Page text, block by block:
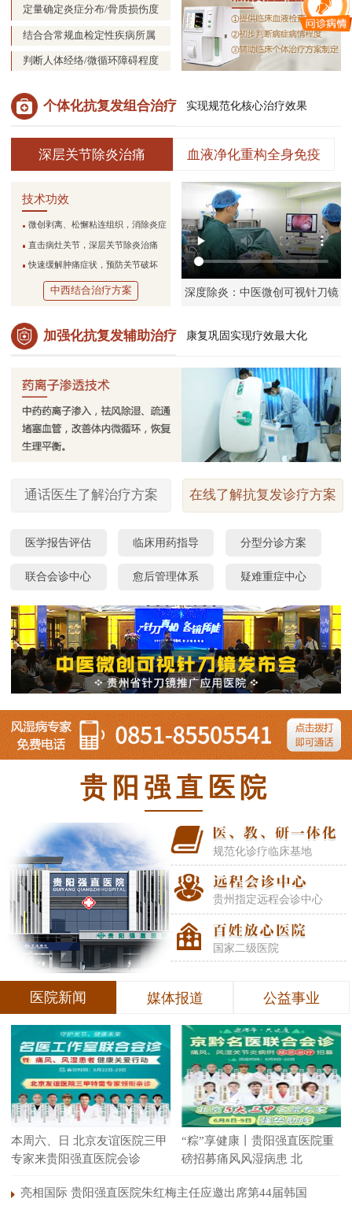
定量确定炎症分布/骨质损伤度
结合合常规血检定性疾病所属
判断人体经络/微循环障碍程度
个体化抗复发组合治疗 实现规范化核心治疗效果
深层关节除炎治痛 血液净化重构全身免疫
技术功效
微创剥离、松懈粘连组织，消除炎症
直击病灶关节，深层关节除炎治痛
快速缓解肿痛症状，预防关节破坏
中西结合治疗方案 深度除炎：中医微创可视针刀镜
加强化抗复发辅助治疗 康复巩固实现疗效最大化
通话医生了解治疗方案 在线了解抗复发诊疗方案
医学报告评估 临床用药指导 分型分诊方案
联合会诊中心 愈后管理体系 疑难重症中心
贵阳强直医院
规范化诊疗临床基地
贵州指定远程会诊中心
国家二级医院
医院新闻 媒体报道 公益事业
本周六、日 北京友谊医院三甲
专家来贵阳强直医院会诊
“粽”享健康丨贵阳强直医院重
磅招募痛风风湿病患 北
亮相国际 贵阳强直医院朱红梅主任应邀出席第44届韩国